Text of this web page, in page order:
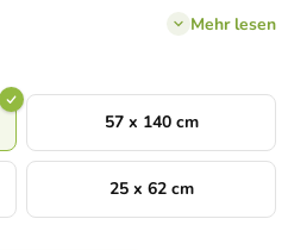
Mehr lesen
57 x 140 cm
25 x 62 cm